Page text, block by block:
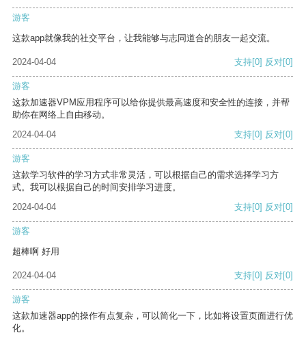
游客
这款app就像我的社交平台，让我能够与志同道合的朋友一起交流。
2024-04-04 支持[0] 反对[0]
游客
这款加速器VPM应用程序可以给你提供最高速度和安全性的连接，并帮
助你在网络上自由移动。
2024-04-04
支持[0] 反对[0]
游客
这款学习软件的学习方式非常灵活，可以根据自己的需求选择学习方
式。我可以根据自己的时间安排学习进度。
2024-04-04
支持[0] 反对[0]
游客
超棒啊 好用
2024-04-04 支持[0] 反对[0]
游客
这款加速器app的操作有点复杂，可以简化一下，比如将设置页面进行优
化。